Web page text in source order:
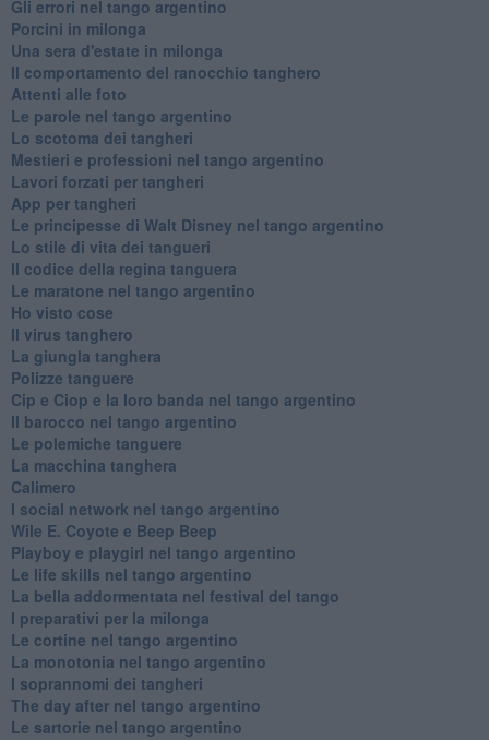
Gli errori nel tango argentino
Porcini in milonga
Una sera d'estate in milonga
Il comportamento del ranocchio tanghero
Attenti alle foto
Le parole nel tango argentino
Lo scotoma dei tangheri
Mestieri e professioni nel tango argentino
Lavori forzati per tangheri
App per tangheri
Le principesse di Walt Disney nel tango argentino
Lo stile di vita dei tangueri
Il codice della regina tanguera
Le maratone nel tango argentino
Ho visto cose
Il virus tanghero
La giungla tanghera
Polizze tanguere
Cip e Ciop e la loro banda nel tango argentino
Il barocco nel tango argentino
Le polemiche tanguere
La macchina tanghera
Calimero
​I social network nel tango argentino
Wile E. Coyote e Beep Beep
Playboy e playgirl nel tango argentino
Le life skills nel tango argentino
La bella addormentata nel festival del tango
I preparativi per la milonga
Le cortine nel tango argentino
La monotonia nel tango argentino
I soprannomi dei tangheri
The day after nel tango argentino
Le sartorie nel tango argentino